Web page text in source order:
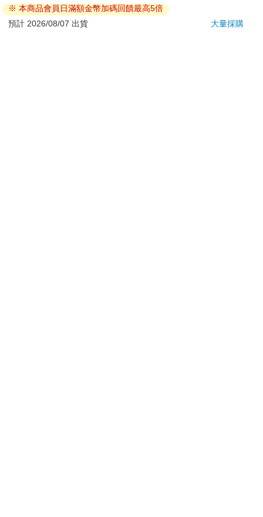
鮮食品）
依消費者要求所為之客製化給付。（客製化商品）
※ 本商品會員日滿額金幣加碼回饋最高5倍
預計 2026/08/07 出貨
大量採購